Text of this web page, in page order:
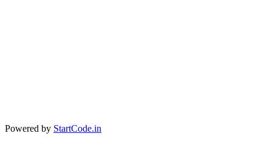
Powered by StartCode.in